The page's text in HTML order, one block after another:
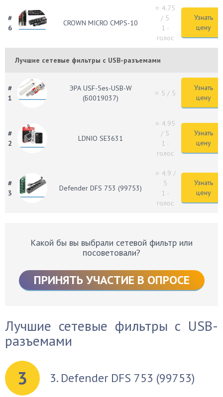
#
6
CROWN MICRO CMPS-10
⭐ 4.75
/ 5
1 -
голос
Узнать
цену
Лучшие сетевые фильтры с USB-разъемами
#
1
ЭРА USF-5es-USB-W
(Б0019037)
⭐ 5 / 5
Узнать
цену
#
2
LDNIO SE3631
⭐ 4.95
/ 5
1 -
голос
Узнать
цену
#
3
Defender DFS 753 (99753)
⭐ 4.9 /
5
1 -
голос
Узнать
цену
Какой бы вы выбрали сетевой фильтр или
посоветовали?
ПРИНЯТЬ УЧАСТИЕ В ОПРОСЕ
Лучшие сетевые фильтры с USB-
разъемами
3 3. Defender DFS 753 (99753)